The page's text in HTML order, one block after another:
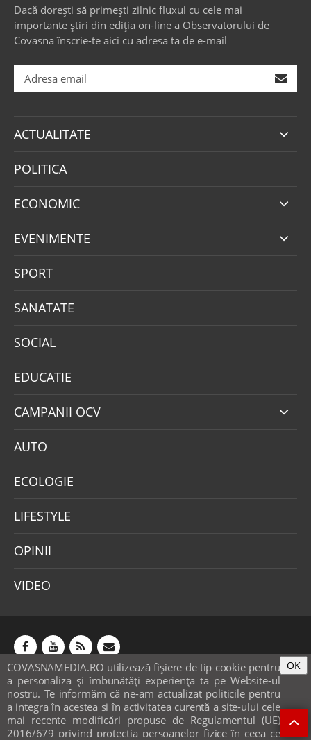
Dacă dorești să primești zilnic fluxul cu cele mai
importante știri din ediția on-line a Observatorului de
Covasna înscrie-te aici cu adresa ta de e-mail
ACTUALITATE
POLITICA
ECONOMIC
EVENIMENTE
SPORT
SANATATE
SOCIAL
EDUCATIE
CAMPANII OCV
AUTO
ECOLOGIE
LIFESTYLE
OPINII
VIDEO
COVASNAMEDIA.RO utilizează fişiere de tip cookie pentru
a personaliza și îmbunătăți experiența ta pe Website-ul
nostru. Te informăm că ne-am actualizat politicile pentru
a integra în acestea si în activitatea curentă a site-ului cele
mai recente modificări propuse de Regulamentul (UE)
2016/679 privind protecția persoanelor fizice în ceea ce
OK
Abonamente Publicitate
Mica publicitate
Contact
Sondaje
POLITICA COOKIE-URI & GDPR
© covasnamedia.ro. Website bysofthost.